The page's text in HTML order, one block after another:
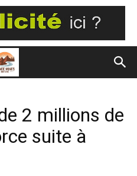
2 millions de
suite à